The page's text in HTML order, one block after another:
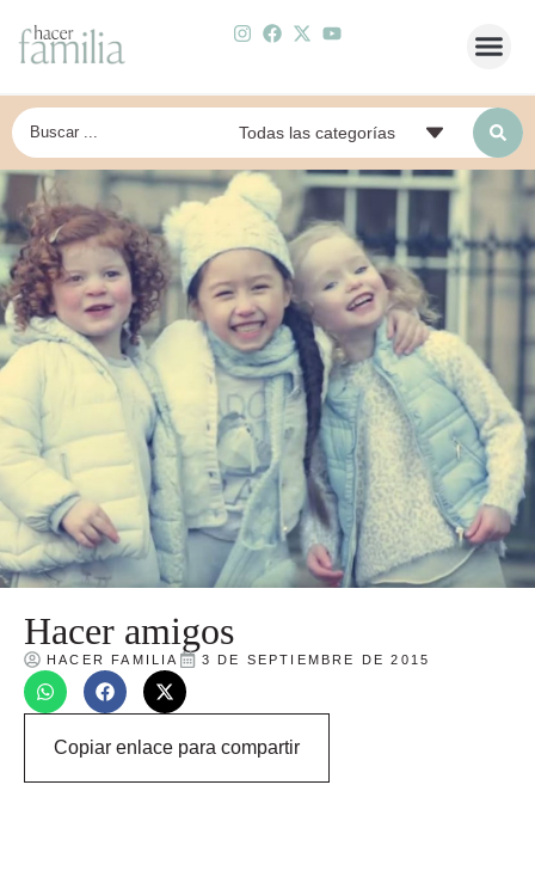
Hacer amigos
HACER FAMILIA 3 DE SEPTIEMBRE DE 2015
Copiar enlace para compartir